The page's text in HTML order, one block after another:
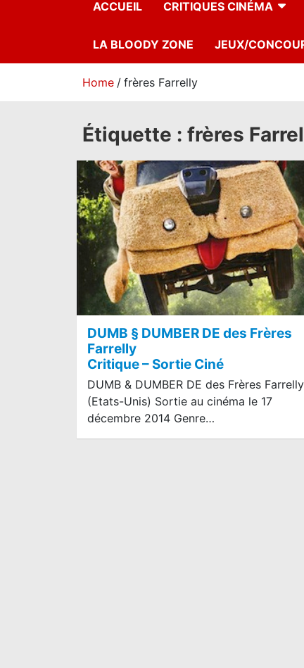
ACCUEIL CRITIQUES CINÉMA
LA BLOODY ZONE JEUX/
Home frères Farrelly
Étiquette : frères
DUMB § DUMBER DE des Frères
Farrelly
Critique – Sortie Ciné
DUMB & DUMBER DE des Frères Farrelly
(Etats-Unis) Sortie au cinéma le 17
décembre 2014 Genre…